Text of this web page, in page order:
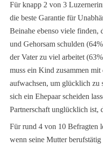
Für knapp 2 von 3
die beste Garantie für
Beinahe ebenso viele finden,
und Gehorsam schulden
der Vater zu viel arbeitet
muss ein Kind zusammen
aufwachsen, um glücklich zu
sich ein Ehepaar scheiden
Partnerschaft unglücklich ist,
Für rund 4 von 10 Befragten
wenn seine Mutter